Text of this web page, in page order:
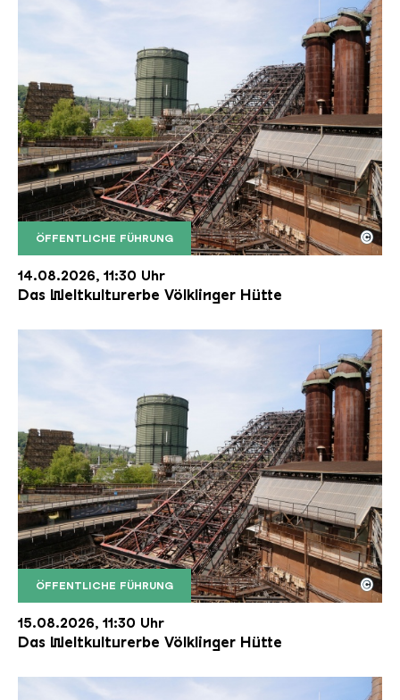
ÖFFENTLICHE FÜHRUNG
Der Erzschrägaufzug der Völklinger Hütte mit
Copyright: Weltkulturerbe Völklinger Hütte | Karl
©
14.08.2026, 11:30 Uhr
Das Weltkulturerbe Völklinger Hütte
ÖFFENTLICHE FÜHRUNG
Der Erzschrägaufzug der Völklinger Hütte mit
Copyright: Weltkulturerbe Völklinger Hütte | Karl
©
15.08.2026, 11:30 Uhr
Das Weltkulturerbe Völklinger Hütte